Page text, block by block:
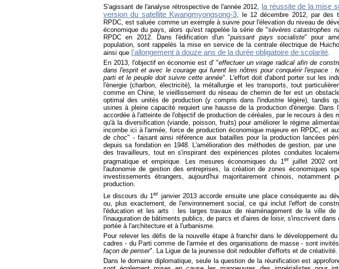
S'agissant de l'analyse rétrospective de l'année 2012,
la réussite de la mise
version du satellite Kwangmyongsong-3 , le 12 décembre 2012, par des
RPDC, est saluée comme un exemple à suivre pour l'élevation du niveau de
économique du pays, alors qu'est rappelée la série de "sévères catastrophes
RPDC en 2012. Dans l'édification d'un "puissant pays socialiste" pour
population, sont rappelés la mise en service de la centrale électrique de
ainsi que l'allongement à douze ans de la durée obligatoire de scolarité
En 2013, l'objectif en économie est d' "effectuer un virage radical afin de
dans l'esprit et avec le courage qui furent les nôtres pour conquérir l'espace :
parti et le peuple doit suivre cette année". L'effort doit d'abord porter sur les
l'énergie (charbon, électricité), la métallurgie et les transports, tout
comme en Chine, le vieillissement du réseau de chemin de fer est un
optimal des unités de production (y compris dans l'industrie légère), tandis
usines à pleine capacité requiert une hausse de la production d'énergie. Dans
accordée à l'atteinte de l'objectif de production de céréales, par le recours à des
qu'à la diversification (viande, poisson, fruits) pour améliorer le régime
incombe ici à l'armée, force de production économique majeure en RPDC, et
de choc" - faisant ainsi référence aux batailles pour la production lancées
depuis sa fondation en 1948. L'amélioration des méthodes de gestion, par une
des travailleurs, tout en s'inspirant des expériences pilotes conduites
pragmatique et empirique. Les mesures économiques du 1er
juillet 2002
l'autonomie de gestion des entreprises, la création de zones économiques
investissements étrangers, aujourd'hui majoritairement chinois, notamment
production.
Le discours du 1er janvier 2013 accorde ensuite une place conséquente au
ou, plus exactement, de l'environnement social, ce qui inclut l'effort de
l'éducation et les arts : les larges travaux de réaménagement de la ville de
l'inauguration de bâtiments publics, de parcs et d'aires de loisir, s'inscrivent
portée à l'architecture et à l'urbanisme.
Pour relever les défis de la nouvelle étape à franchir dans le développement
cadres - du Parti comme de l'armée et des organisations de masse - sont
façon de penser". La Ligue de la jeunesse doit redoubler d'efforts et de créativité.
Dans le domaine diplomatique, seule la question de la réunification est